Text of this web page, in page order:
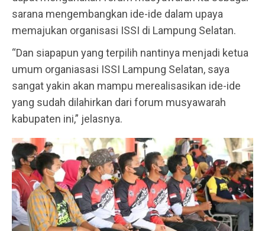
sarana mengembangkan ide-ide dalam upaya
memajukan organisasi ISSI di Lampung Selatan.
“Dan siapapun yang terpilih nantinya menjadi ketua
umum organiasasi ISSI Lampung Selatan, saya
sangat yakin akan mampu merealisasikan ide-ide
yang sudah dilahirkan dari forum musyawarah
kabupaten ini,” jelasnya.